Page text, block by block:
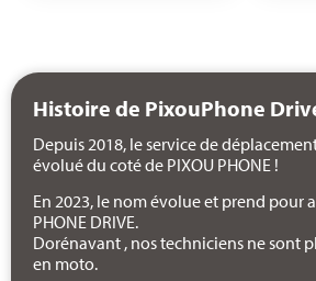
Histoire de PixouPhone
Depuis 2018, le service de
évolué du coté de PIXOU PHONE !
En 2023, le nom évolue et prend pour
PHONE DRIVE.
Dorénavant , nos techniciens ne sont
en moto.